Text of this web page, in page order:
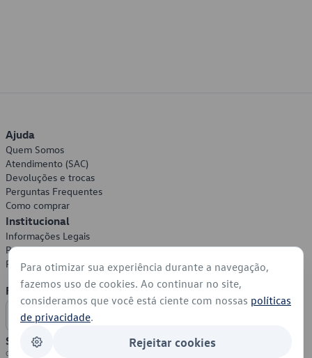
Ajuda
Quem Somos
Atendimento (SAC)
Devoluções e trocas
Perguntas Frequentes
Como comprar
Institucional
Informações Legais
Política de Privacidade
Política de Cookies
Formas de Pagamento
Segurança
Para otimizar sua experiência durante a navegação,
fazemos uso de cookies. Ao continuar no site,
consideramos que você está ciente com nossas políticas
de privacidade.
Rejeitar cookies